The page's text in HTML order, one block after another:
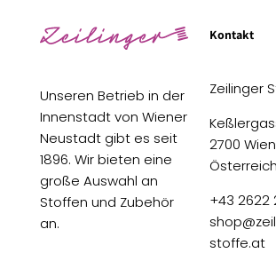
Unseren Betrieb in der
Innenstadt von Wiener
Neustadt gibt es seit
1896. Wir bieten eine
große Auswahl an
Stoffen und Zubehör
an.
Kontakt
Zeilinger
2700
Österreich
+43 2622
stoffe.at